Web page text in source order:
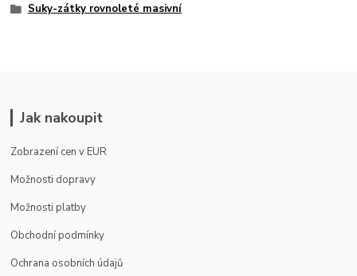
Suky-zátky rovnoleté masivní
Jak nakoupit
Zobrazení cen v EUR
Možnosti dopravy
Možnosti platby
Obchodní podmínky
Ochrana osobních údajů